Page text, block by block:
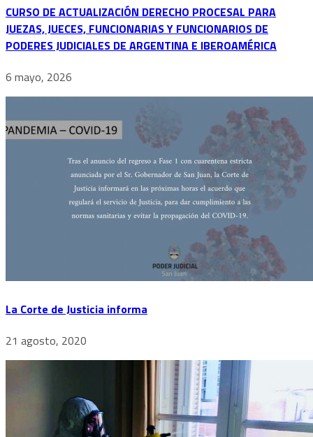
CURSO DE ACTUALIZACIÓN DERECHO PROCESAL PARA
JUEZAS, JUECES, FUNCIONARIAS Y FUNCIONARIOS DE
PODERES JUDICIALES DE ARGENTINA E IBEROAMÉRICA
6 mayo, 2026
La Corte de Justicia informa
21 agosto, 2020